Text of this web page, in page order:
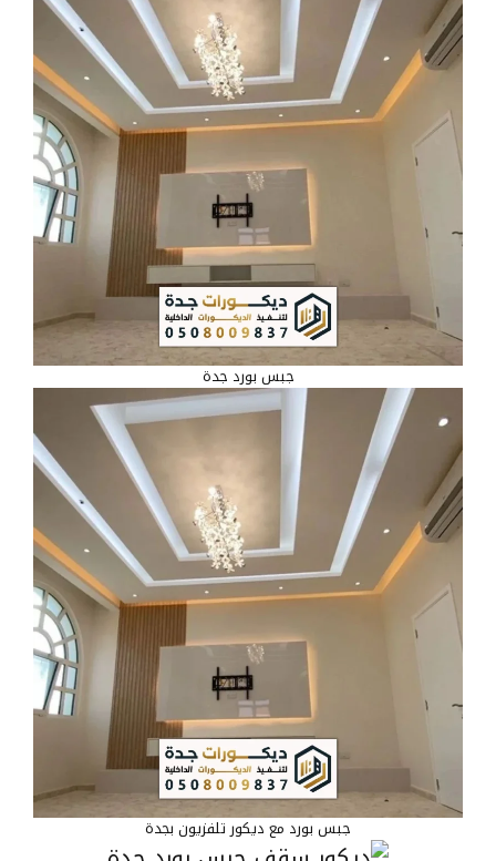
جبس بورد جدة
جبس بورد مع ديكور تلفزيون بجدة